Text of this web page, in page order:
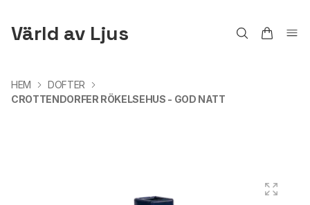
Värld av Ljus
HEM
DOFTER
CROTTENDORFER RÖKELSEHUS - GOD NATT